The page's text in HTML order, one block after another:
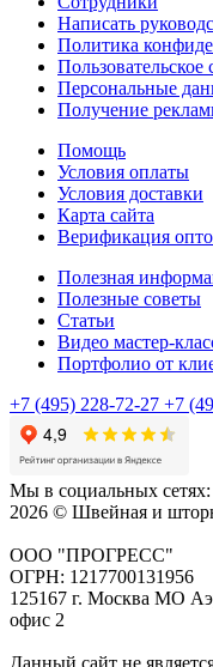
Написать
Политика
Пользовательское
Персональные
Получение
Помощь
Условия оплаты
Условия доставки
Карта сайта
Верификация
Полезная
Полезные советы
Статьи
Видео мастер-
Портфолио от
+7 (495) 228-72-27 +7
Мы в социальных сетях:
2026 © Швейная и
ООО "ПРОГРЕСС"
ОГРН: 1217700131956
125167 г. Москва МО
офис 2